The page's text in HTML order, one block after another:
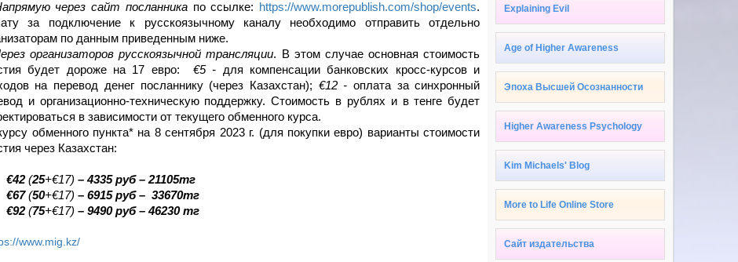
через сайт посланника по ссылке: https://www.morepublish.com/shop/events.
за подключение к русскоязычному каналу необходимо отправить отдельно
по данным приведенным ниже.
организаторов русскоязычной трансляции. В этом случае основная стоимость
будет дороже на 17 евро: €5 - для компенсации банковских кросс-курсов и
на перевод денег посланнику (через Казахстан); €12 - оплата за синхронный
и организационно-техническую поддержку. Стоимость в рублях и в тенге будет
в зависимости от текущего обменного курса.
обменного пункта* на 8 сентября 2023 г. (для покупки евро) варианты стоимости
через Казахстан:
€42(25+€17) –4335 руб – 21105тг
€67(50+€17) – 6915 руб – 33670тг
€92(75+€17) – 9490 руб – 46230 тг
www.mig.kz/
Explaining Evil
Age of Higher Awareness
Эпоха Высшей Осознанности
Higher Awareness Psychology
Kim Michaels' Blog
More to Life Online Store
Сайт издательства